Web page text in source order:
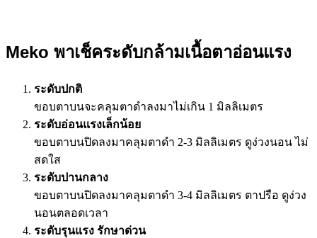
Meko พาเช็คระดับกล้ามเนื้อตาอ่อนแรง
ระดับปกติ
ขอบตาบนจะคลุมตาดำลงมาไม่เกิน 1 มิลลิเมตร
ระดับอ่อนแรงเล็กน้อย
ขอบตาบนปิดลงมาคลุมตาดำ 2-3 มิลลิเมตร ดูง่วงนอน ไม่
สดใส
ระดับปานกลาง
ขอบตาบนปิดลงมาคลุมตาดำ 3-4 มิลลิเมตร ตาปรือ ดูง่วง
นอนตลอดเวลา
ระดับรุนแรง รักษาด่วน